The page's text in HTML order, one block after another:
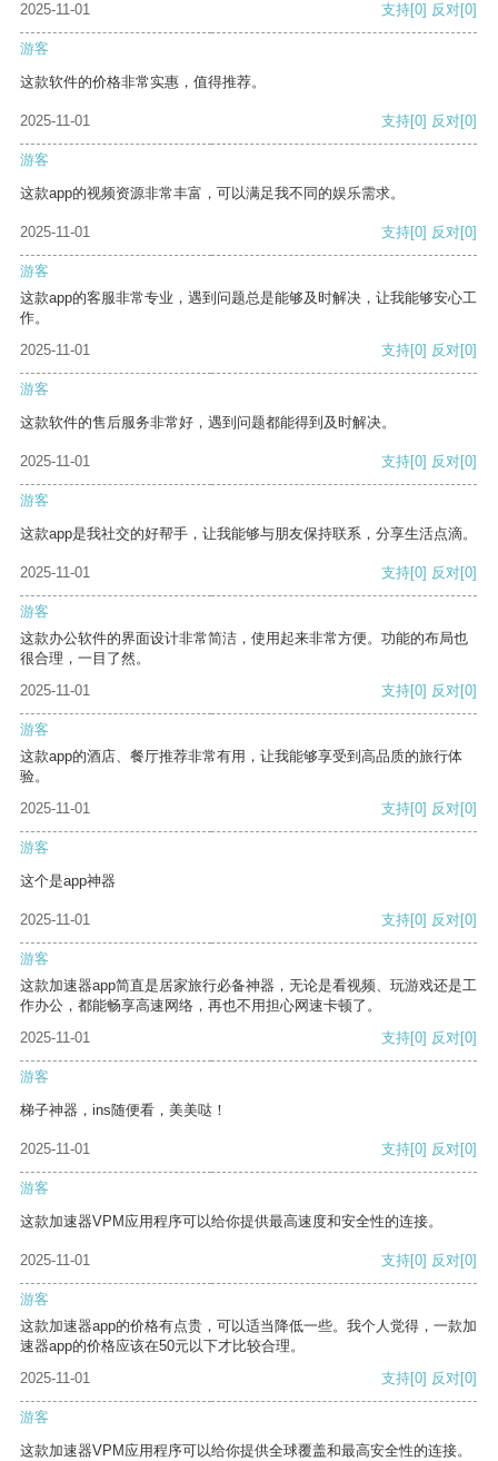
2025-11-01 支持[0] 反对[0]
游客
这款软件的价格非常实惠，值得推荐。
2025-11-01 支持[0] 反对[0]
游客
这款app的视频资源非常丰富，可以满足我不同的娱乐需求。
2025-11-01 支持[0] 反对[0]
游客
这款app的客服非常专业，遇到问题总是能够及时解决，让我能够安心工
作。
2025-11-01
支持[0] 反对[0]
游客
这款软件的售后服务非常好，遇到问题都能得到及时解决。
2025-11-01 支持[0] 反对[0]
游客
这款app是我社交的好帮手，让我能够与朋友保持联系，分享生活点滴。
2025-11-01 支持[0] 反对[0]
游客
这款办公软件的界面设计非常简洁，使用起来非常方便。功能的布局也
很合理，一目了然。
2025-11-01
支持[0] 反对[0]
游客
这款app的酒店、餐厅推荐非常有用，让我能够享受到高品质的旅行体
验。
2025-11-01
支持[0] 反对[0]
游客
这个是app神器
2025-11-01 支持[0] 反对[0]
游客
这款加速器app简直是居家旅行必备神器，无论是看视频、玩游戏还是工
作办公，都能畅享高速网络，再也不用担心网速卡顿了。
2025-11-01
支持[0] 反对[0]
游客
梯子神器，ins随便看，美美哒！
2025-11-01 支持[0] 反对[0]
游客
这款加速器VPM应用程序可以给你提供最高速度和安全性的连接。
2025-11-01 支持[0] 反对[0]
游客
这款加速器app的价格有点贵，可以适当降低一些。我个人觉得，一款加
速器app的价格应该在50元以下才比较合理。
2025-11-01
支持[0] 反对[0]
游客
这款加速器VPM应用程序可以给你提供全球覆盖和最高安全性的连接。